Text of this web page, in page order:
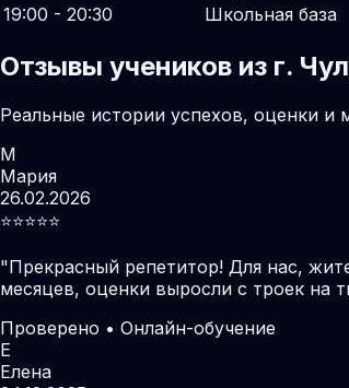
19:00 - 20:30
Школьная база
Отзывы учеников из г.
Реальные истории успехов, оценки и
М
Мария
26.02.2026
⭐️⭐️⭐️⭐️⭐️
"Прекрасный репетитор! Для нас,
месяцев, оценки выросли с троек на
Проверено • Онлайн-обучение
Е
Елена